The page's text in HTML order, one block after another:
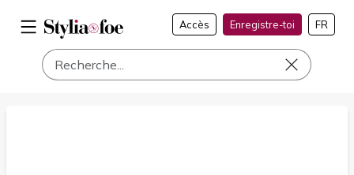
Accès Enregistre-toi FR